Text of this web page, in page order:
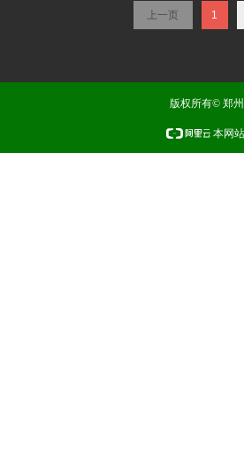
上一页 1
版权所有© 郑
本网